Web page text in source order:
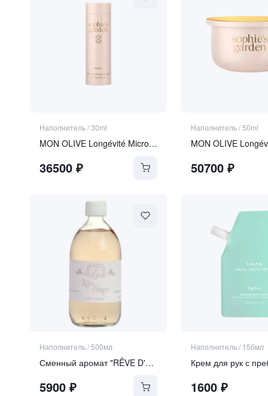
Наполнитель/30ml
MON OLIVE Longévité Microgel Sérum REFILL
36500₽
Наполнитель/50ml
50700 ₽
Наполнитель/500мл
Сменный аромат "RÊVE D'ANGES" | "МЕЧТА АНГЕЛА"
5900₽
Наполнитель/ 150мл
1600 ₽